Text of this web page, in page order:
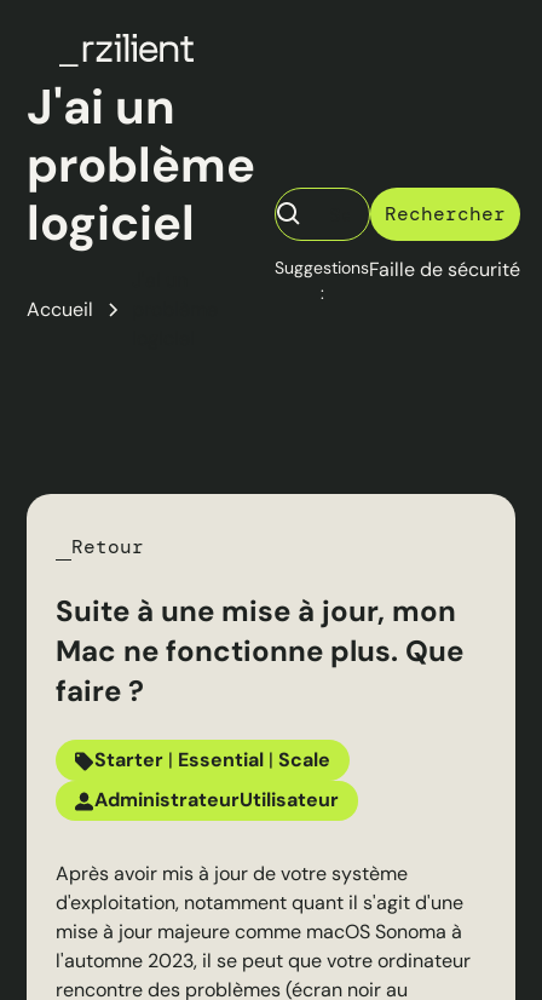
J'ai un
problème
logiciel
Accueil
Suggestions
:
Faille de sécurité
Retour
Suite à une mise à jour, mon
Mac ne fonctionne plus. Que
faire ?
Starter | Essential | Scale
AdministrateurUtilisateur
Après avoir mis à jour de votre système
d'exploitation, notamment quant il s'agit d'une
mise à jour majeure comme macOS Sonoma à
l'automne 2023, il se peut que votre ordinateur
rencontre des problèmes (écran noir au